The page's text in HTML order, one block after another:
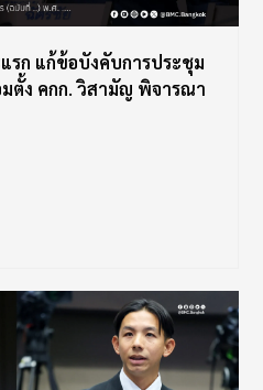
รก แก้ข้อบังคับการประชุม
ตั้ง คกก. วิสามัญ พิจารณา